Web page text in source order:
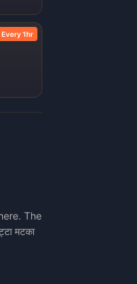
Every 1hr
The
मटका